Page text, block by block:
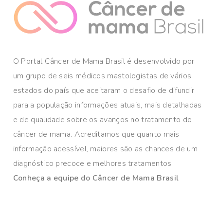
O Portal Câncer de Mama Brasil é desenvolvido por
um grupo de seis médicos mastologistas de vários
estados do país que aceitaram o desafio de difundir
para a população informações atuais, mais detalhadas
e de qualidade sobre os avanços no tratamento do
câncer de mama. Acreditamos que quanto mais
informação acessível, maiores são as chances de um
diagnóstico precoce e melhores tratamentos.
Conheça a equipe do Câncer de Mama Brasil